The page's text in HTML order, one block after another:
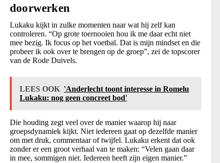
doorwerken
Lukaku kijkt in zulke momenten naar wat hij zelf kan
controleren. “Op grote toernooien hou ik me daar echt niet
mee bezig. Ik focus op het voetbal. Dat is mijn mindset en die
probeer ik ook over te brengen op de groep”, zei de topscorer
van de Rode Duivels.
LEES OOK 'Anderlecht toont interesse in Romelu
Lukaku: nog geen concreet bod'
Die houding zegt veel over de manier waarop hij naar
groepsdynamiek kijkt. Niet iedereen gaat op dezelfde manier
om met druk, commentaar of twijfel. Lukaku erkent dat ook
zonder er een groot verhaal van te maken: “Velen gaan daar
in mee, sommigen niet. Iedereen heeft zijn eigen manier.”